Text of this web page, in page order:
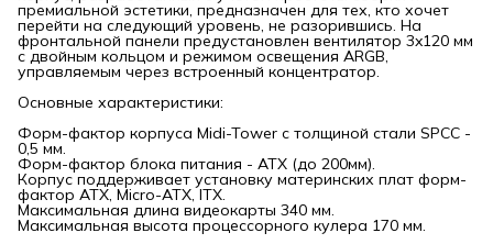
премиальной эстетики, предназначен для тех, кто хочет
перейти на следующий уровень, не разорившись. На
фронтальной панели предустановлен вентилятор 3x120 мм
с двойным кольцом и режимом освещения ARGB,
управляемым через встроенный концентратор.
Основные характеристики:
Форм-фактор корпуса Midi-Tower с толщиной стали SPCC -
0,5 мм.
Форм-фактор блока питания - АТХ (до 200мм).
Корпус поддерживает установку материнских плат форм-
фактор ATX, Micro-ATX, ITX.
Максимальная длина видеокарты 340 мм.
Максимальная высота процессорного кулера 170 мм.